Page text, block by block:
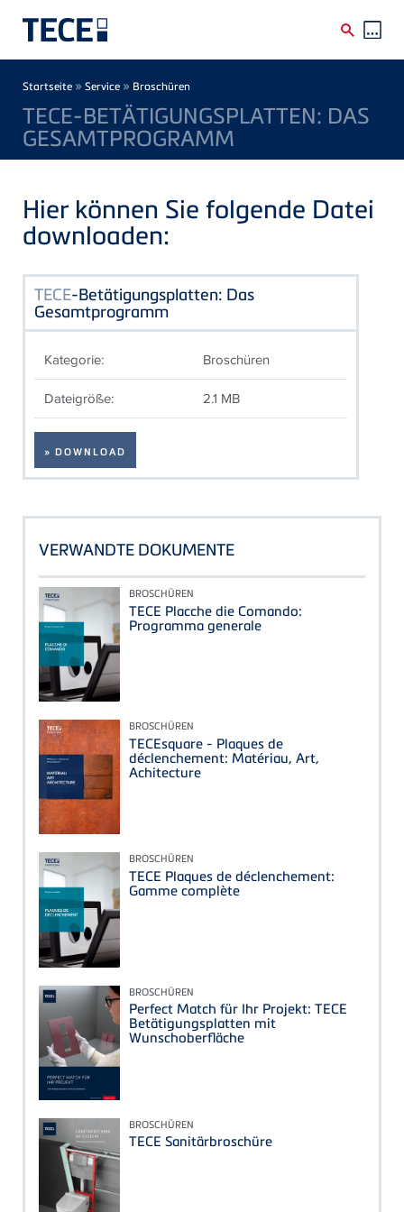
Breadcrumb
Startseite » Service » Broschüren
TECE-BETÄTIGUNGSPLATTEN: DAS
GESAMTPROGRAMM
Hier können Sie folgende Datei
downloaden:
TECE-Betätigungsplatten: Das
Gesamtprogramm
Kategorie: Broschüren
Dateigröße: 2.1 MB
» DOWNLOAD
VERWANDTE DOKUMENTE
BROSCHÜREN
TECE Placche die Comando:
Programma generale
BROSCHÜREN
TECEsquare - Plaques de
déclenchement: Matériau, Art,
Achitecture
BROSCHÜREN
TECE Plaques de déclenchement:
Gamme complète
BROSCHÜREN
Perfect Match für Ihr Projekt: TECE
Betätigungsplatten mit
Wunschoberfläche
BROSCHÜREN
TECE Sanitärbroschüre